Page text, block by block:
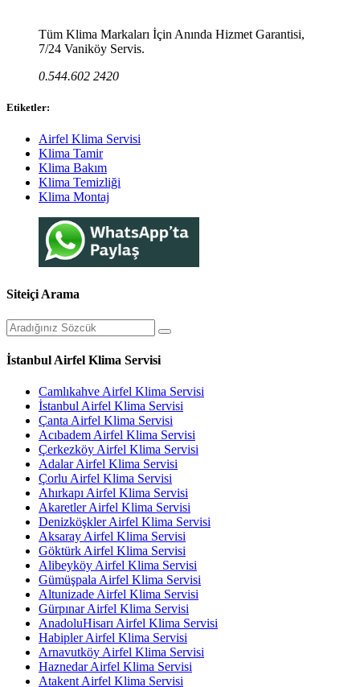
Tüm Klima Markaları İçin Anında Hizmet Garantisi,
7/24 Vaniköy Servis.
0.544.602 2420
Etiketler:
Airfel Klima Servisi
Klima Tamir
Klima Bakım
Klima Temizliği
Klima Montaj
Siteiçi Arama
İstanbul Airfel Klima Servisi
Camlıkahve Airfel Klima Servisi
İstanbul Airfel Klima Servisi
Çanta Airfel Klima Servisi
Acıbadem Airfel Klima Servisi
Çerkezköy Airfel Klima Servisi
Adalar Airfel Klima Servisi
Çorlu Airfel Klima Servisi
Ahırkapı Airfel Klima Servisi
Akaretler Airfel Klima Servisi
Denizköşkler Airfel Klima Servisi
Aksaray Airfel Klima Servisi
Göktürk Airfel Klima Servisi
Alibeyköy Airfel Klima Servisi
Gümüşpala Airfel Klima Servisi
Altunizade Airfel Klima Servisi
Gürpınar Airfel Klima Servisi
AnadoluHisarı Airfel Klima Servisi
Habipler Airfel Klima Servisi
Arnavutköy Airfel Klima Servisi
Haznedar Airfel Klima Servisi
Atakent Airfel Klima Servisi